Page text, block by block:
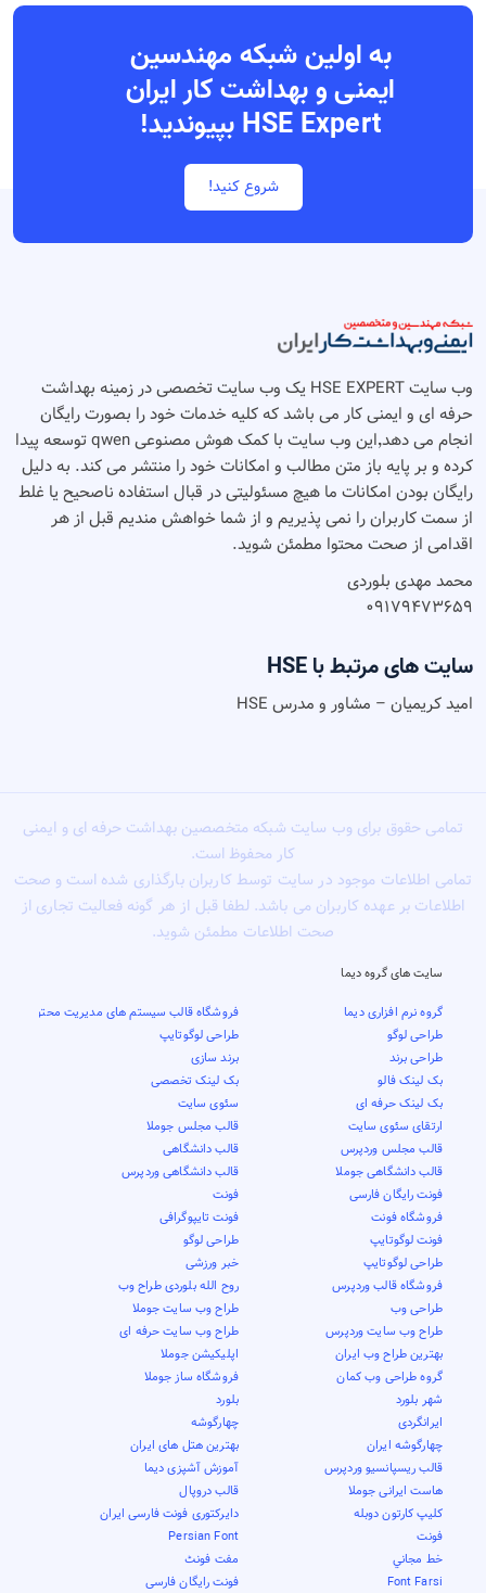
به اولین شبکه مهندسین
ایمنی و بهداشت کار ایران
HSE Expert بپیوندید!
شروع کنید!
وب سایت HSE EXPERT یک وب سایت تخصصی در زمینه بهداشت
حرفه ای و ایمنی کار می باشد که کلیه خدمات خود را بصورت رایگان
انجام می دهد٬‌این وب سایت با کمک هوش مصنوعی qwen توسعه پیدا
کرده و بر پایه باز متن مطالب و امکانات خود را منتشر می کند. به دلیل
رایگان بودن امکانات ما هیچ مسئولیتی در قبال استفاده ناصحیح یا غلط
از سمت کاربران را نمی پذیریم و از شما خواهش مندیم قبل از هر
اقدامی از صحت محتوا مطمئن شوید.
محمد مهدی بلوردی
۰۹۱۷۹۴۷۳۶۵۹
سایت های مرتبط با HSE
امید کریمیان – مشاور و مدرس HSE
تمامی حقوق برای وب سایت شبکه متخصصین بهداشت حرفه ای و ایمنی
کار محفوظ است.
تمامی اطلاعات موجود در سایت توسط کاربران بارگذاری شده است و صحت
اطلاعات بر عهده کاربران می باشد. لطفا قبل از هر گونه فعالیت تجاری از
صحت اطلاعات مطمئن شوید.
سایت های گروه دیما
گروه نرم افزاری دیما
فروشگاه قالب سیستم های مدیریت محتوا
طراحی لوگو
طراحی لوگوتایپ
طراحی برند
برند سازی
بک لینک فالو
بک لینک تخصصی
بک لینک حرفه ای
سئوی سایت
ارتقای سئوی سایت
قالب مجلس جوملا
قالب مجلس وردپرس
قالب دانشگاهی
قالب دانشگاهی جوملا
قالب دانشگاهی وردپرس
فونت رایگان فارسی
فونت
فروشگاه فونت
فونت تایپوگرافی
فونت لوگوتایپ
طراحی لوگو
طراحی لوگوتایپ
خبر ورزشی
فروشگاه قالب وردپرس
روح الله بلوردی طراح وب
طراحی وب
طراح وب سایت جوملا
طراح وب سایت وردپرس
طراح وب سایت حرفه ای
بهترین طراح وب ایران
اپلیکیشن جوملا
گروه طراحی وب کمان
فروشگاه ساز جوملا
شهر بلورد
بلورد
ایرانگردی
چهارگوشه
چهارگوشه ایران
بهترین هتل های ایران
قالب ریسپانسیو وردپرس
آموزش آشپزی دیما
هاست ایرانی جوملا
قالب دروپال
کلیپ کارتون دوبله
دایرکتوری فونت فارسی ایران
فونت
Persian Font
خط مجاني
مفت فونٹ
Font Farsi
فونت رایگان فارسی